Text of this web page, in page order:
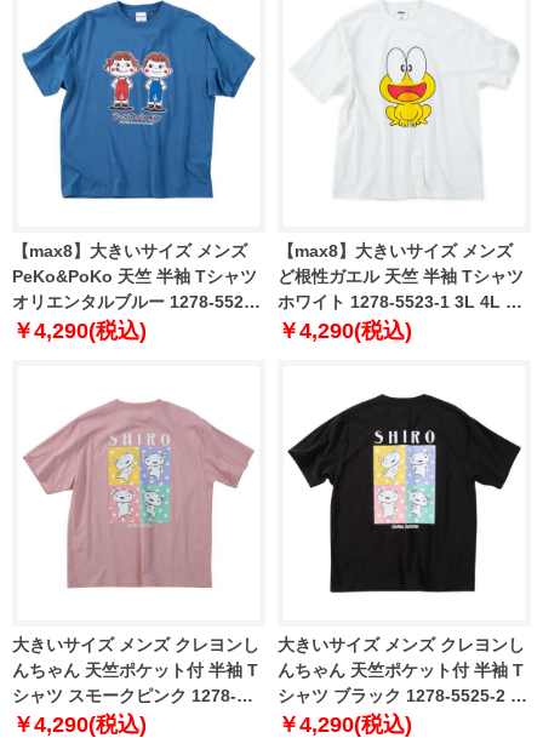
【max8】大きいサイズ メンズ
PeKo&PoKo 天竺 半袖 Tシャツ
オリエンタルブルー 1278-5521-
2 3L 4L 5L 6L 8L
￥4,290(税込)
【max8】大きいサイズ メンズ
ど根性ガエル 天竺 半袖 Tシャツ
ホワイト 1278-5523-1 3L 4L 5L
6L 8L
￥4,290(税込)
大きいサイズ メンズ クレヨンし
んちゃん 天竺ポケット付 半袖 T
シャツ スモークピンク 1278-
5525-1 3L 4L 5L 6L 8L
￥4,290(税込)
大きいサイズ メンズ クレヨンし
んちゃん 天竺ポケット付 半袖 T
シャツ ブラック 1278-5525-2 3L
4L 5L 6L 8L
￥4,290(税込)